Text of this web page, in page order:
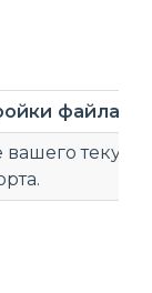
файла
вашего